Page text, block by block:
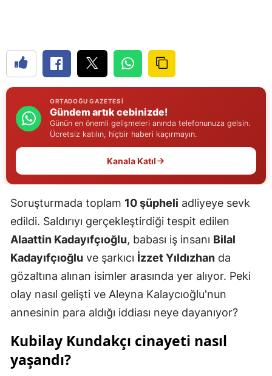
Eskişehir
Giresun
Gümüşhane
Isparta
Mersin
İzmir
Kars
Kastamonu
ORTADOĞU GAZETESI
Gündem artık cebinizde!
Günün en önemli gelişmeleri anında telefonunuza gelsin.
Ücretsiz katılın, hiçbir haberi kaçırmayın.
Kanala Katıl
Soruşturmada toplam 10 şüpheli adliyeye sevk
edildi. Saldırıyı gerçekleştirdiği tespit edilen
Alaattin Kadayıfçıoğlu, babası iş insanı Bilal
Kadayıfçıoğlu ve şarkıcı İzzet Yıldızhan da
gözaltına alınan isimler arasında yer alıyor. Peki
olay nasıl gelişti ve Aleyna Kalaycıoğlu'nun
annesinin para aldığı iddiası neye dayanıyor?
Kubilay Kundakçı cinayeti nasıl
yaşandı?